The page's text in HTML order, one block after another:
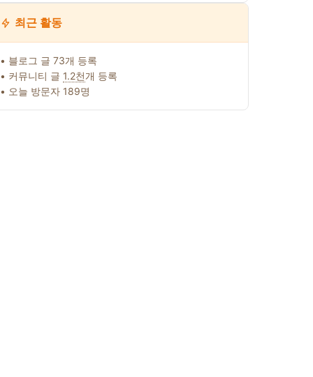
최근 활동
• 블로그 글 73개 등록
• 커뮤니티 글 1.2천개 등록
• 오늘 방문자 189명